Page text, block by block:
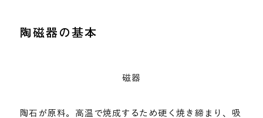
陶磁器の基本
磁器
陶石が原料。高温で焼成するため硬く焼き締まり、吸